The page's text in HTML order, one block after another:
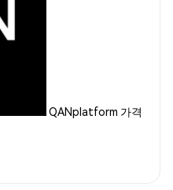
QANplatform 가격